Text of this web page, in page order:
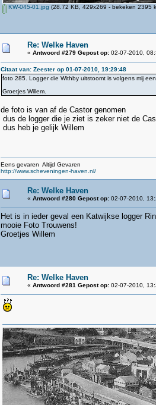
KW-045-01.jpg (28.72 KB, 429x269 - bekeken 2395
Re: Welke Haven
« Antwoord #279 Gepost op:02-07-2010,
Citaat van: Zeester op 01-07-2010, 19:29:48
foto 285. Logger die Withby uitstoomt is volgens mij
Groetjes Willem.
de foto is van af de Castor genomen
dus de logger die je ziet is zeker niet de
dus heb je gelijk Willem
Eens gevaren Altijd Gevaren
http://www.scheveningen-haven.nl/
Re: Welke Haven
« Antwoord #280 Gepost op:02-07-2010,
Het is in ieder geval een Katwijkse logger
mooie Foto Trouwens!
Groetjes Willem
Re: Welke Haven
« Antwoord #281 Gepost op:02-07-2010,